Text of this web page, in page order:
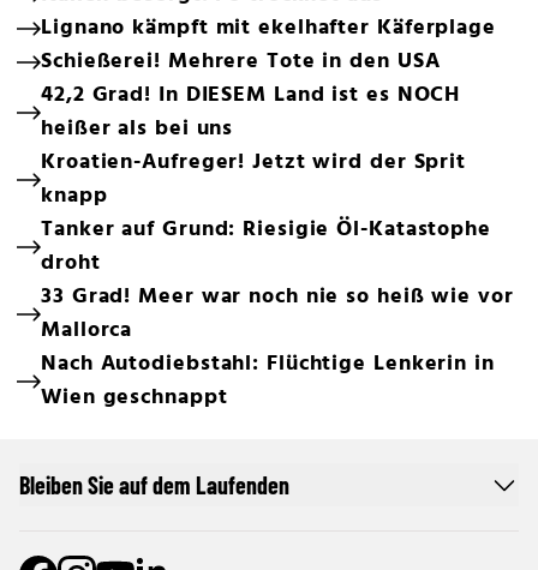
Lignano kämpft mit ekelhafter Käferplage
Schießerei! Mehrere Tote in den USA
42,2 Grad! In DIESEM Land ist es NOCH
heißer als bei uns
Kroatien-Aufreger! Jetzt wird der Sprit
knapp
Tanker auf Grund: Riesigie Öl-Katastophe
droht
33 Grad! Meer war noch nie so heiß wie vor
Mallorca
Nach Autodiebstahl: Flüchtige Lenkerin in
Wien geschnappt
Bleiben Sie auf dem Laufenden